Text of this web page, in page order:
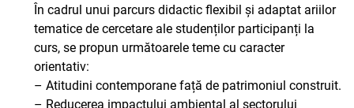
În cadrul unui parcurs didactic flexibil și adaptat ariilor
tematice de cercetare ale studenților participanți la
curs, se propun următoarele teme cu caracter
orientativ:
– Atitudini contemporane față de patrimoniul construit.
– Reducerea impactului ambiental al sectorului